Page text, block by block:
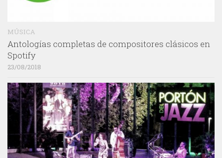
MÚSICA
Antologías completas de compositores clásicos en
Spotify
23/08/2018